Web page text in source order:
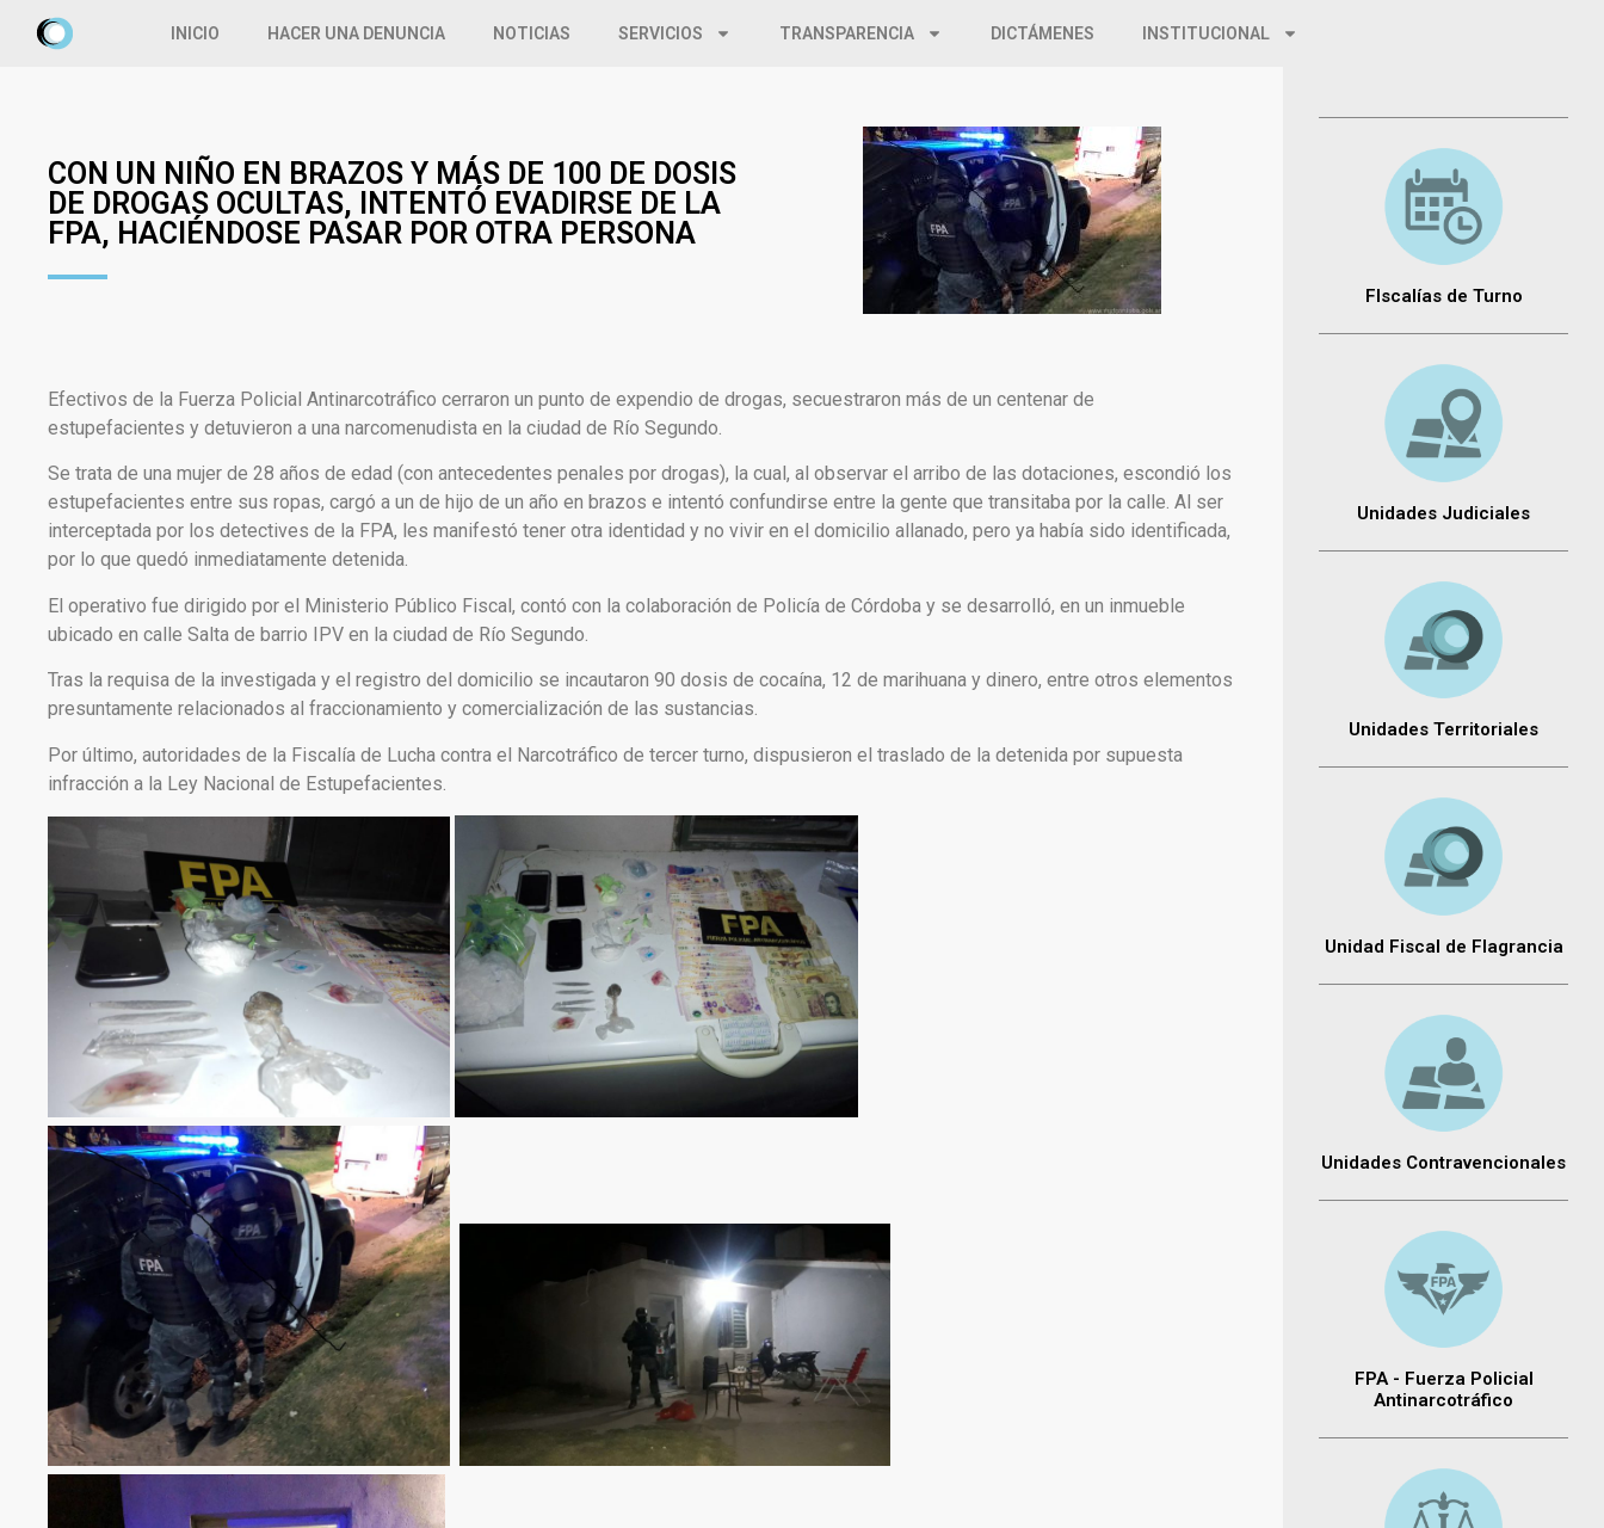
INICIO HACER UNA DENUNCIA NOTICIAS SERVICIOS TRANSPARENCIA DICTÁMENES INSTITUCIONAL
CON UN NIÑO EN BRAZOS Y MÁS DE 100 DE DOSIS
DE DROGAS OCULTAS, INTENTÓ EVADIRSE DE LA
FPA, HACIÉNDOSE PASAR POR OTRA PERSONA
Efectivos de la Fuerza Policial Antinarcotráfico cerraron un punto de expendio de drogas, secuestraron más de un centenar de
estupefacientes y detuvieron a una narcomenudista en la ciudad de Río Segundo.
Se trata de una mujer de 28 años de edad (con antecedentes penales por drogas), la cual, al observar el arribo de las dotaciones, escondió los
estupefacientes entre sus ropas, cargó a un de hijo de un año en brazos e intentó confundirse entre la gente que transitaba por la calle. Al ser
interceptada por los detectives de la FPA, les manifestó tener otra identidad y no vivir en el domicilio allanado, pero ya había sido identificada,
por lo que quedó inmediatamente detenida.
El operativo fue dirigido por el Ministerio Público Fiscal, contó con la colaboración de Policía de Córdoba y se desarrolló, en un inmueble
ubicado en calle Salta de barrio IPV en la ciudad de Río Segundo.
Tras la requisa de la investigada y el registro del domicilio se incautaron 90 dosis de cocaína, 12 de marihuana y dinero, entre otros elementos
presuntamente relacionados al fraccionamiento y comercialización de las sustancias.
Por último, autoridades de la Fiscalía de Lucha contra el Narcotráfico de tercer turno, dispusieron el traslado de la detenida por supuesta
infracción a la Ley Nacional de Estupefacientes.
FIscalías de Turno
Unidades Judiciales
Unidades Territoriales
Unidad Fiscal de Flagrancia
Unidades Contravencionales
FPA - Fuerza Policial
Antinarcotráfico